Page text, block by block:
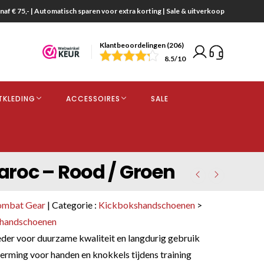
€ 75,- | Automatisch sparen voor extra korting | Sale & uitverkoop
Klantbeoordelingen (206)
8.5/10
ACCESSOIRES SALE
– Rood / Groen
Gear | Categorie : Kickbokshandschoenen >
voor duurzame kwaliteit en langdurig gebruik
voor handen en knokkels tijdens training